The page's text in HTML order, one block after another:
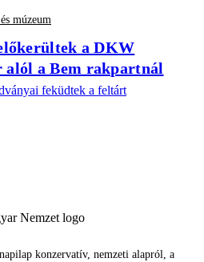
múzeum
a DKW
a Bem rakpartnál
feküdtek a feltárt
konzervatív, nemzeti alapról, a